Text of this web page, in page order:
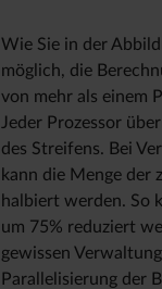
Wie Sie in der
möglich, die
von mehr als einem
Jeder Prozessor
des Streifens. Bei
kann die Menge der
halbiert werden. So
um 75% reduziert
gewissen
Parallelisierung der